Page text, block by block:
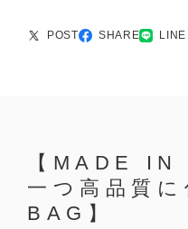
POST SHARE LINE
【MADE IN
一つ高品質
BAG】